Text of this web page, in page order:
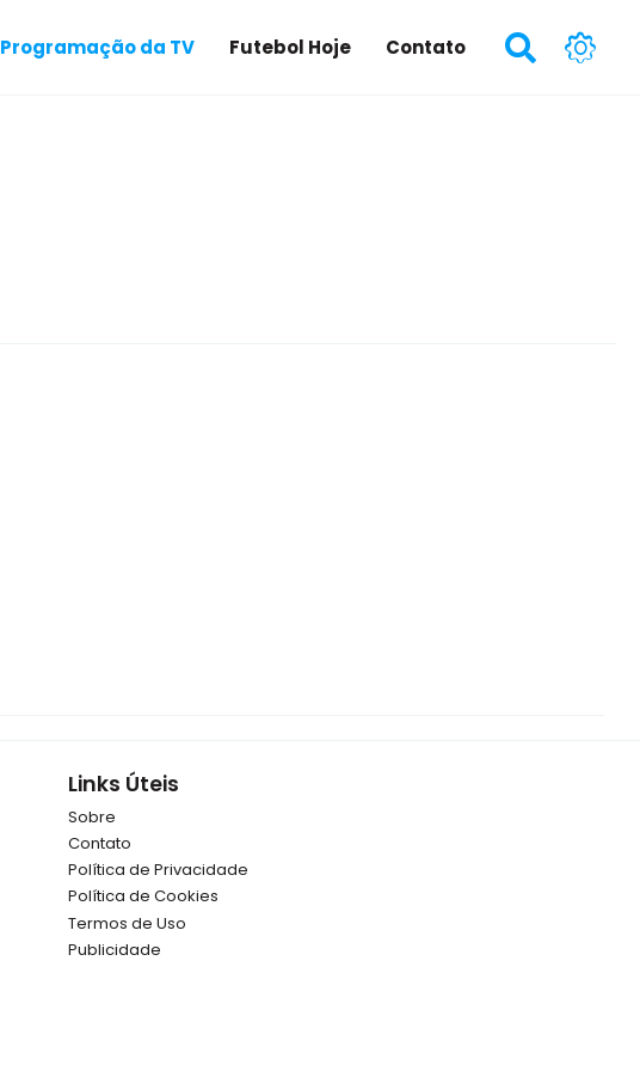
Programação da TV Futebol Hoje Contato
Links Úteis
Sobre
Contato
Política de Privacidade
Política de Cookies
Termos de Uso
Publicidade